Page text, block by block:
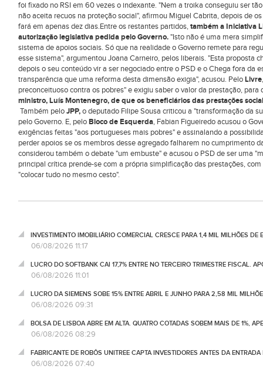
foi fixado no RSI em 60 vezes o indexante. "Nem a troika conseguiu ser
não aceita recuos na proteção social", afirmou Miguel Cabrita, depois de
fará em apenas dez dias.Entre os restantes partidos,também a Iniciativa
autorização legislativa pedida pelo Governo."Isto não é uma mera
sistema de apoios sociais. Só que na realidade o Governo remete para
esse sistema", argumentou Joana Carneiro, pelos liberais. "Esta proposta
depois o seu conteúdo vir a ser negociado entre o PSD e o Chega fora da
transparência que uma reforma desta dimensão exigia", acusou. PeloLivre
preconceituoso contra os pobres" e exigiu saber o valor da prestação, para
ministro, Luís Montenegro, de que os beneficiários das prestações
Também peloJPP,o deputado Filipe Sousa criticou a "transformação da
pelo Governo. E, peloBloco de Esquerda, Fabian Figueiredo acusou o
exigências feitas "aos portugueses mais pobres" e assinalando a
perder apoios se os membros desse agregado falharem no cumprimento
considerou também o debate "um embuste" e acusou o PSD de ser uma
principal crítica prende-se com a própria simplificação das prestações,
"colocar tudo no mesmo cesto".
INVESTIMENTO IMOBILIÁRIO COMERCIAL CRESCE PARA 1,4 MIL MILHÕES DE
06/08/2026 11:17
LUCRO DO SOFTBANK CAI 17,7% ENTRE NO TERCEIRO TRIMESTRE FISCAL.
06/08/2026 11:01
LUCRO DA SIEMENS SOBE 15% ENTRE ABRIL E JUNHO PARA 2,58 MIL
06/08/2026 09:31
BOLSA DE LISBOA ABRE EM ALTA. QUATRO COTADAS SOBEM MAIS DE 1%,
06/08/2026 08:29
FABRICANTE DE ROBÔS UNITREE CAPTA INVESTIDORES ANTES DA ENTRADA
06/08/2026 07:40